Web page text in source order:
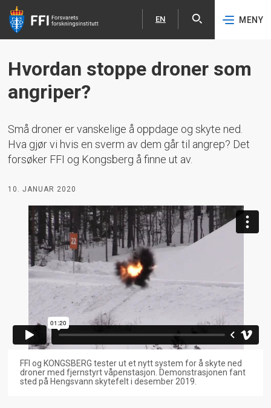
Hopp til hovedinnhold
EN
English MENY
Hvordan stoppe droner som
angriper?
Små droner er vanskelige å oppdage og skyte ned.
Hva gjør vi hvis en sverm av dem går til angrep? Det
forsøker FFI og Kongsberg å finne ut av.
10. JANUAR 2020
FFI og KONGSBERG tester ut et nytt system for å skyte ned
droner med fjernstyrt våpenstasjon. Demonstrasjonen fant
sted på Hengsvann skytefelt i desember 2019.